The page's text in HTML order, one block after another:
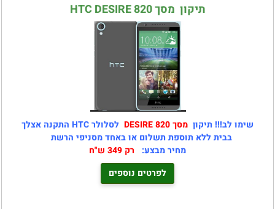
תיקון מסך HTC DESIRE 820
שימו לב!!! תיקון מסך DESIRE 820
לסלולר HTC התקנה אצלך
בבית ללא תוספת תשלום או באחד מסניפי הרשת
מחיר מבצע: רק 349 ש"ח
לפרטים נוספים